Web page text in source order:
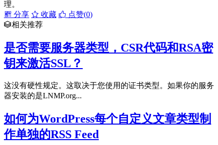
理。
分享
收藏 点赞(0)
相关推荐
是否需要服务器类型，CSR代码和RSA密
钥来激活SSL？
这没有硬性规定。这取决于您使用的证书类型。如果你的服务
器安装的是LNMP.org...
如何为WordPress每个自定义文章类型制
作单独的RSS Feed